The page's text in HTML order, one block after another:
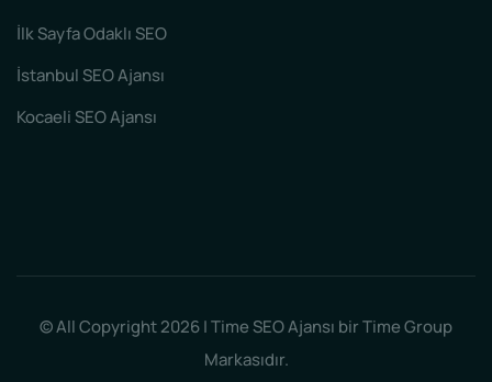
İlk Sayfa Odaklı SEO
İstanbul SEO Ajansı
Kocaeli SEO Ajansı
© All Copyright 2026 | Time SEO Ajansı bir Time Group
Markasıdır.